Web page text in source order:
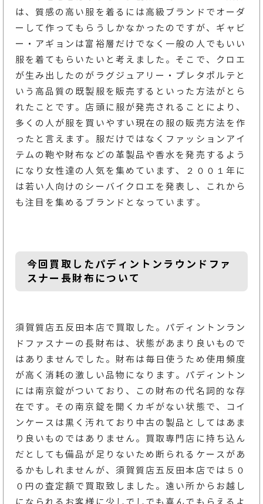
は、質感の高い服を着るには高級ブランドでオーダ
ーして作ってもらうしかなかったのですが、ギャビ
ー・アギョンは富裕層だけでなく一般の人でもいい
服を着てもらいたいと考えました。そこで、クロエ
が生み出したのがラグジュアリー・プレタポルテと
いう高品質の既製服を販売するといった方法がとら
れたことです。店頭に服が発売されることにより、
多くの人が服を買いやすい現在の服の販売方法を作
ったと言えます。服だけではなくファッションアイ
テムの鞄や財布などの革製品や香水を発売するよう
になり女性達の人気を集めています、２００１年に
は若い人向けのシーバイクロエを発表し、これから
も注目を集めるブランドとなっています。
今回買取したパディントンラウンドファ
スナー長財布について
須賀質店五反田本店で買取した。パディントンラン
ドファスナーの長財布は、状態があまり良いもので
はありませんでした。財布は毎日使うため使用頻度
が高く消耗の激しい品物になります。パディントン
には南京錠がついており、この財布の代名詞的な存
在です。その南京錠を開くカギがない状態で、コイ
ンケースは黒く汚れており中古の製品としてはあま
り良いものではありません。買取専門店に持ち込ん
だとしても備品が足りないため断られるケースがあ
るかもしれませんが、須賀質店五反田本店では５０
０円の査定額で買取致しました。遠い所からお越し